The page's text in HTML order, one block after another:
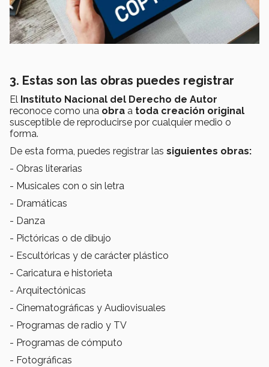
3. Estas son las obras puedes registrar
El Instituto Nacional del Derecho de Autor
reconoce como una obra a toda creación original
susceptible de reproducirse por cualquier medio o
forma.
De esta forma, puedes registrar las siguientes obras:
- Obras literarias
- Musicales con o sin letra
- Dramáticas
- Danza
- Pictóricas o de dibujo
- Escultóricas y de carácter plástico
- Caricatura e historieta
- Arquitectónicas
- Cinematográficas y Audiovisuales
- Programas de radio y TV
- Programas de cómputo
- Fotográficas